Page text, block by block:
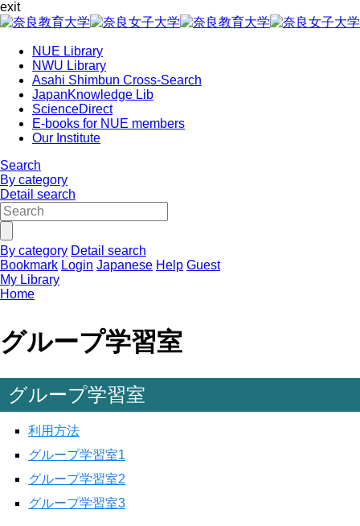
exit
NUE Library
NWU Library
Asahi Shimbun Cross-Search
JapanKnowledge Lib
ScienceDirect
E-books for NUE members
Our Institute
Search
By category
Detail search
By category Detail search
Bookmark Login Japanese Help Guest
My Library
Home
グループ学習室
グループ学習室
利用方法
グループ学習室1
グループ学習室2
グループ学習室3